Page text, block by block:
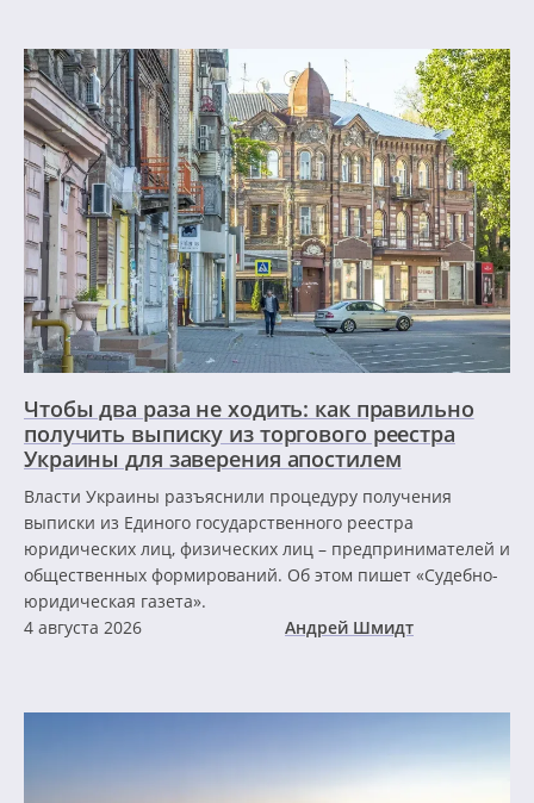
Чтобы два раза не ходить: как правильно
получить выписку из торгового реестра
Украины для заверения апостилем
Власти Украины разъяснили процедуру получения
выписки из Единого государственного реестра
юридических лиц, физических лиц – предпринимателей и
общественных формирований. Об этом пишет «Судебно-
юридическая газета».
4 августа 2026
Андрей Шмидт